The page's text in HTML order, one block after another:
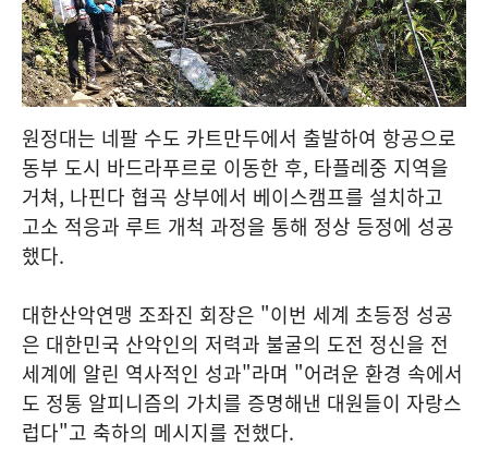
원정대는 네팔 수도 카트만두에서 출발하여 항공으로
동부 도시 바드라푸르로 이동한 후, 타플레중 지역을
거쳐, 나핀다 협곡 상부에서 베이스캠프를 설치하고
고소 적응과 루트 개척 과정을 통해 정상 등정에 성공
했다.
대한산악연맹 조좌진 회장은 "이번 세계 초등정 성공
은 대한민국 산악인의 저력과 불굴의 도전 정신을 전
세계에 알린 역사적인 성과"라며 "어려운 환경 속에서
도 정통 알피니즘의 가치를 증명해낸 대원들이 자랑스
럽다"고 축하의 메시지를 전했다.